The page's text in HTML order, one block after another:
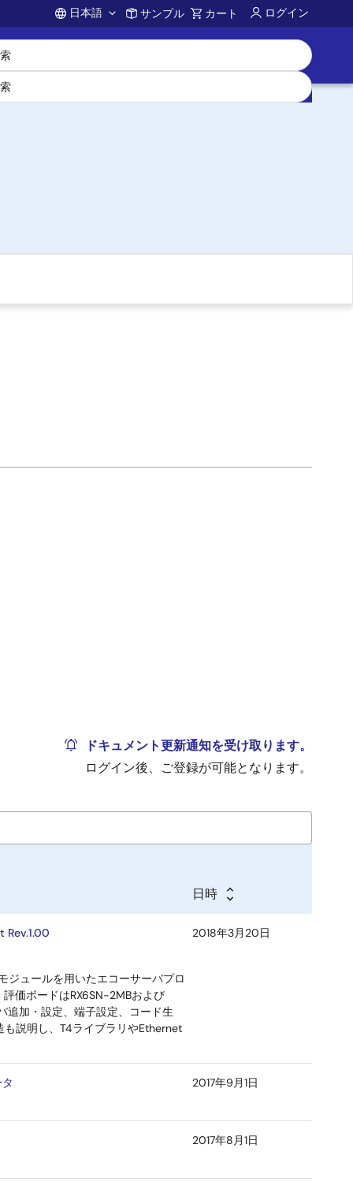
Account
日本語 サンプル カート ログイン
ドキュメント更新通知を受け取ります。
ログイン後、ご登録が可能となります。
日時
Rev.1.00
ジュールを用いたエコーサーバプロ
価ボードはRX6SN-2MBおよび
追加・設定、端子設定、コード生
説明し、T4ライブラリやEthernet
2018年3月20日
2017年9月1日
2017年8月1日